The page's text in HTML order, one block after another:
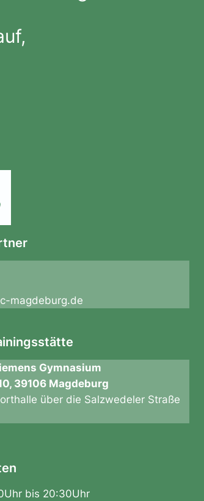
magdeburg.de
Gymnasium
39106 Magdeburg
über die Salzwedeler Straße
bis 20:30Uhr